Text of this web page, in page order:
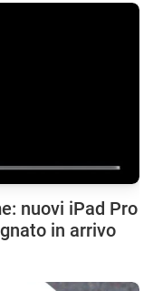
nuovi iPad Pro
in arrivo